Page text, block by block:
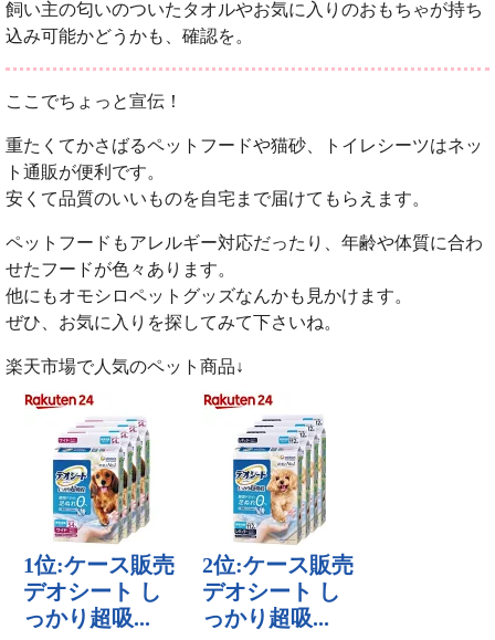
飼い主の匂いのついたタオルやお気に入りのおもちゃが持ち
込み可能かどうかも、確認を。
ここでちょっと宣伝！
重たくてかさばるペットフードや猫砂、トイレシーツはネッ
ト通販が便利です。
安くて品質のいいものを自宅まで届けてもらえます。
ペットフードもアレルギー対応だったり、年齢や体質に合わ
せたフードが色々あります。
他にもオモシロペットグッズなんかも見かけます。
ぜひ、お気に入りを探してみて下さいね。
楽天市場で人気のペット商品↓